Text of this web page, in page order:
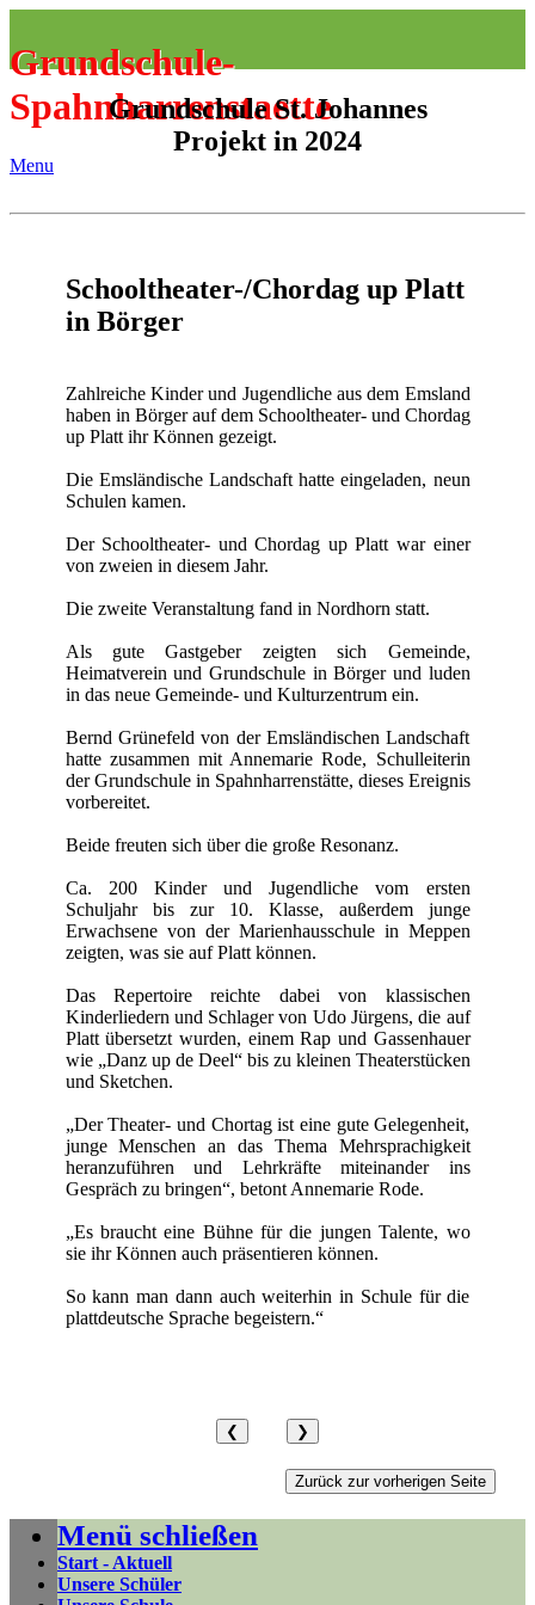
Grundschule-
Spahnharrenstaette
Menu
Grundschule St. Johannes
Projekt in 2024
Schooltheater-/Chordag up Platt
in Börger
Zahlreiche Kinder und Jugendliche aus dem Emsland
haben in Börger auf dem Schooltheater- und Chordag
up Platt ihr Können gezeigt.
Die Emsländische Landschaft hatte eingeladen, neun
Schulen kamen.
Der Schooltheater- und Chordag up Platt war einer
von zweien in diesem Jahr.
Die zweite Veranstaltung fand in Nordhorn statt.
Als gute Gastgeber zeigten sich Gemeinde,
Heimatverein und Grundschule in Börger und luden
in das neue Gemeinde- und Kulturzentrum ein.
Bernd Grünefeld von der Emsländischen Landschaft
hatte zusammen mit Annemarie Rode, Schulleiterin
der Grundschule in Spahnharrenstätte, dieses Ereignis
vorbereitet.
Beide freuten sich über die große Resonanz.
Ca. 200 Kinder und Jugendliche vom ersten
Schuljahr bis zur 10. Klasse, außerdem junge
Erwachsene von der Marienhausschule in Meppen
zeigten, was sie auf Platt können.
Das Repertoire reichte dabei von klassischen
Kinderliedern und Schlager von Udo Jürgens, die auf
Platt übersetzt wurden, einem Rap und Gassenhauer
wie „Danz up de Deel“ bis zu kleinen Theaterstücken
und Sketchen.
„Der Theater- und Chortag ist eine gute Gelegenheit,
junge Menschen an das Thema Mehrsprachigkeit
heranzuführen und Lehrkräfte miteinander ins
Gespräch zu bringen“, betont Annemarie Rode.
„Es braucht eine Bühne für die jungen Talente, wo
sie ihr Können auch präsentieren können.
So kann man dann auch weiterhin in Schule für die
plattdeutsche Sprache begeistern.“
❮ ❯
Menü schließen
Start - Aktuell
Unsere Schüler